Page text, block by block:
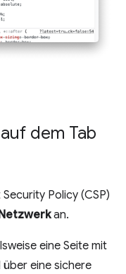
dem Tab
Policy (CSP)
an.
eine Seite mit
über eine sichere